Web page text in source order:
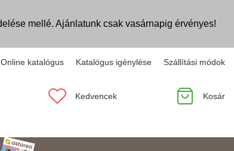
mellé. Ajánlatunk csak vasárnapig érvényes!
Online katalógus Katalógus igénylése Szállítási módok
Kedvencek Kosár